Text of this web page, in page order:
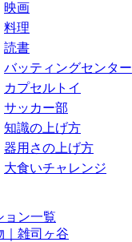
映画
料理
読書
バッティングセンター
カプセルトイ
サッカー部
知識の上げ方
器用さの上げ方
大食いチャレンジ
ョン一覧
｜雑司ヶ谷